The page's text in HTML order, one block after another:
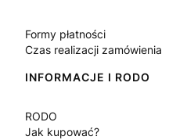
Formy płatności
Czas realizacji zamówienia
INFORMACJE I RODO
RODO
Jak kupować?